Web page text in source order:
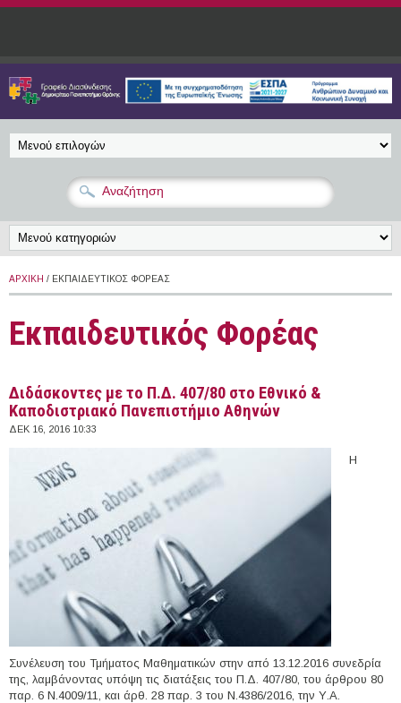
Παράκαμψη προς το κυρίως περιεχόμενο
ΑΡΧΙΚΉ / ΕΚΠΑΙΔΕΥΤΙΚΌΣ ΦΟΡΈΑΣ
Εκπαιδευτικός Φορέας
Διδάσκοντες με το Π.Δ. 407/80 στο Εθνικό &
Καποδιστριακό Πανεπιστήμιο Αθηνών
ΔΕΚ 16, 2016 10:33
Η
Συνέλευση του Τμήματος Μαθηματικών στην από 13.12.2016 συνεδρία
της, λαμβάνοντας υπόψη τις διατάξεις του Π.Δ. 407/80, του άρθρου 80
παρ. 6 Ν.4009/11, και άρθ. 28 παρ. 3 του Ν.4386/2016, την Υ.Α.